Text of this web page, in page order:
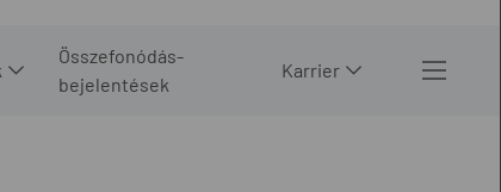
Összefonódás-
bejelentések
Karrier